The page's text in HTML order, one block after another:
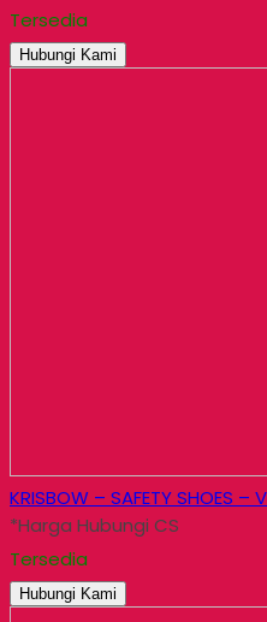
Tersedia
Hubungi Kami
KRISBOW – SAFETY SHOES –
*Harga Hubungi CS
Tersedia
Hubungi Kami